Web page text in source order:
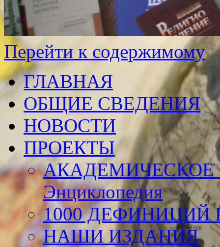
Перейти к содержимому
ГЛАВНАЯ
ОБЩИЕ СВЕДЕНИЯ
НОВОСТИ
ПРОЕКТЫ
АКАДЕМИЧЕСКОЕ
Энциклопедия
1000 ДЕФИНИЦИЙ
НАШИ ИЗДАНИЯ